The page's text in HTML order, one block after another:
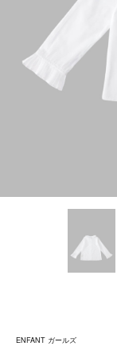
ENFANT ガールズ